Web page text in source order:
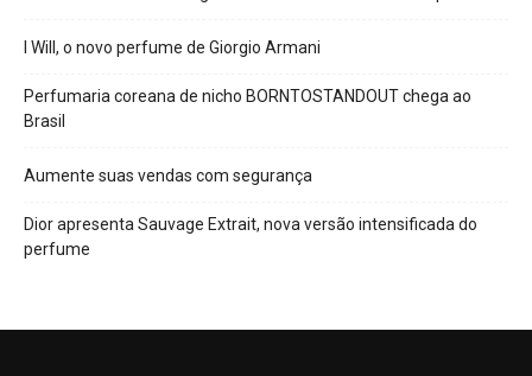
I Will, o novo perfume de Giorgio Armani
Perfumaria coreana de nicho BORNTOSTANDOUT chega ao
Brasil
Aumente suas vendas com segurança
Dior apresenta Sauvage Extrait, nova versão intensificada do
perfume